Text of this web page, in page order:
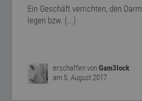
Ein Geschäft verrichten, den
legen bzw. (...)
erschaffen vonGam3lock
am 5. August 2017